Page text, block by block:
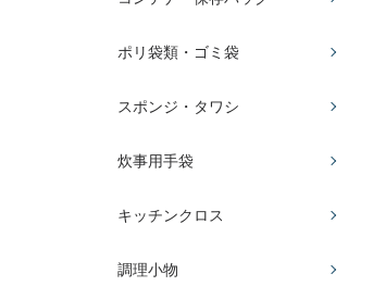
ポリ袋類・ゴミ袋
スポンジ・タワシ
炊事用手袋
キッチンクロス
調理小物